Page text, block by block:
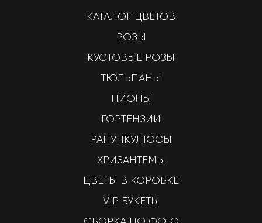
КАТАЛОГ ЦВЕТОВ
РОЗЫ
КУСТОВЫЕ РОЗЫ
ТЮЛЬПАНЫ
ПИОНЫ
ГОРТЕНЗИИ
РАНУНКУЛЮСЫ
ХРИЗАНТЕМЫ
ЦВЕТЫ В КОРОБКЕ
VIP БУКЕТЫ